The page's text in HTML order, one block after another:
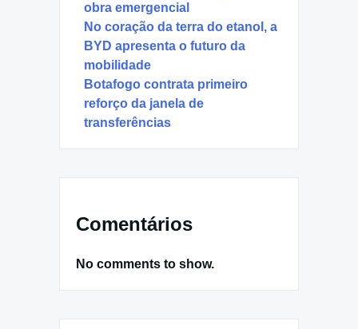
obra emergencial
No coração da terra do etanol, a
BYD apresenta o futuro da
mobilidade
Botafogo contrata primeiro
reforço da janela de
transferências
Comentários
No comments to show.